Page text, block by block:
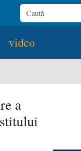
video
a